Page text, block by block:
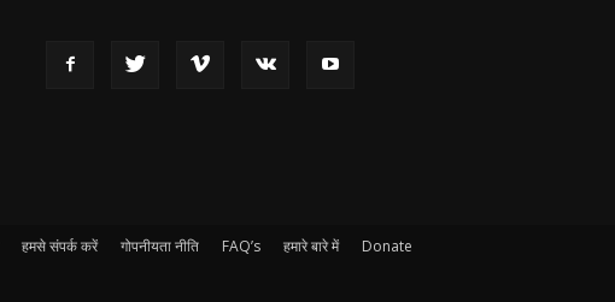
हमसे संपर्क करें गोपनीयता नीति FAQ’s हमारे बारे में Donate